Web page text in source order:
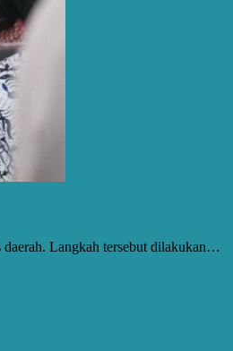
daerah. Langkah tersebut dilakukan…